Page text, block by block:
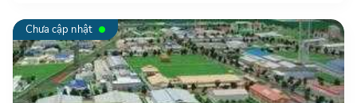
Chưa cập nhật